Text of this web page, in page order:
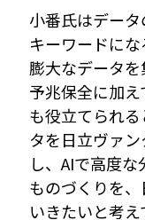
小番氏はデー
キーワードに
膨大なデータを
予兆保全に加
も役立てられ
タを日立ヴァ
し、AIで高度
ものづくりを
いきたいと考